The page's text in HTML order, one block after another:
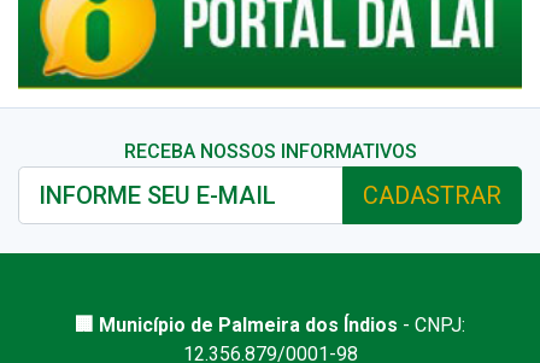
RECEBA NOSSOS INFORMATIVOS
CADASTRAR
🏢 Município de Palmeira dos Índios - CNPJ:
12.356.879/0001-98